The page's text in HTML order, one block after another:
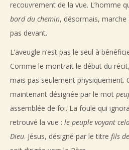
recouvrement de la vue. L’homme
bord du chemin, désormais, marche
pas devant.
L’aveugle n’est pas le seul à
Comme le montrait le début du
mais pas seulement physiquement.
maintenant désignée par le mot
assemblée de foi. La foule qui
retrouvé la vue : le peuple voyant
Dieu. Jésus, désigné par le titre fils